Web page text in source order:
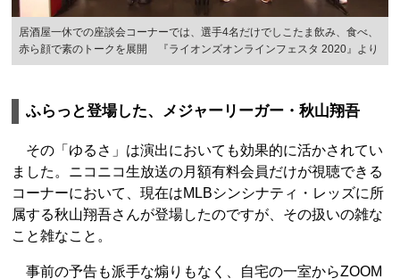
居酒屋一休での座談会コーナーでは、選手4名だけでしこたま飲み、食べ、
赤ら顔で素のトークを展開 『ライオンズオンラインフェスタ 2020』より
ふらっと登場した、メジャーリーガー・秋山翔吾
その「ゆるさ」は演出においても効果的に活かされてい
ました。ニコニコ生放送の月額有料会員だけが視聴できる
コーナーにおいて、現在はMLBシンシナティ・レッズに所
属する秋山翔吾さんが登場したのですが、その扱いの雑な
こと雑なこと。
事前の予告も派手な煽りもなく、自宅の一室からZOOM